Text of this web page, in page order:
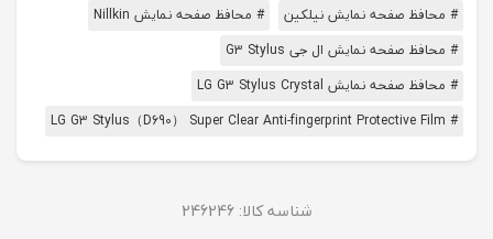
# محافظ صفحه نمایش نیلکین
# محافظ صفحه نمایش Nillkin
# محافظ صفحه نمایش ال جی G3 Stylus
# محافظ صفحه نمایش LG G3 Stylus Crystal
# LG G3 Stylus（D690） Super Clear Anti-fingerprint Protective Film
شناسه کالا: 246246